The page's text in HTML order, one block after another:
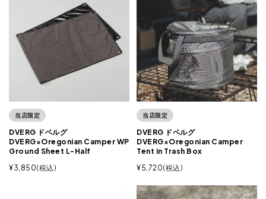
当店限定
DVERG ドベルグ
DVERG×Oregonian Camper WP
Ground Sheet L-Half
¥3,850 税込
当店限定
DVERG ドベルグ
DVERG×Oregonian Camper
Tent in Trash Box
¥5,720 税込